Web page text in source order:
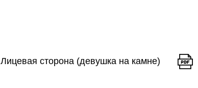
Лицевая сторона (девушка на камне)